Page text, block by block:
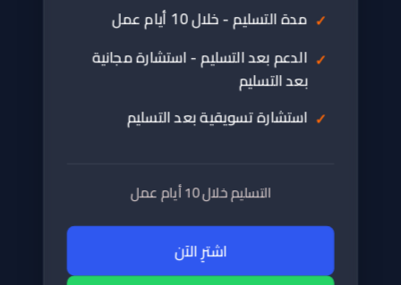
مدة التسليم - خلال 10 أيام عمل
الدعم بعد التسليم - استشارة مجانية
بعد التسليم
استشارة تسويقية بعد التسليم
التسليم خلال 10 أيام عمل
اشترِ الآن